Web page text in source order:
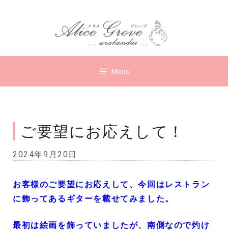
Menu
ご要望にお応えして！
2024年9月20日
お客様のご要望にお応えして、今回はレストラン
に飾ってあるギターを載せてみました。
最初は絵画を飾っていましたが、南側なので灼け